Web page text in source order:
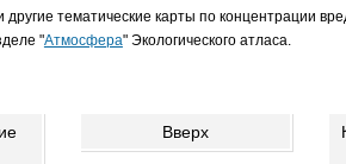
тематические карты по концентрации
"Атмосфера" Экологического атласа.
Вверх